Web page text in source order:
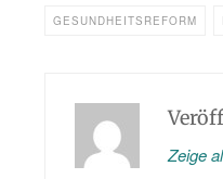
GESUNDHEITSREFORM
Zeige